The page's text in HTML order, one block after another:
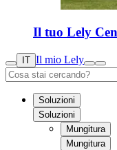
Il tuo Lely
IT Il mio Lely
Soluzioni
Soluzioni
Mungitura
Mungitura